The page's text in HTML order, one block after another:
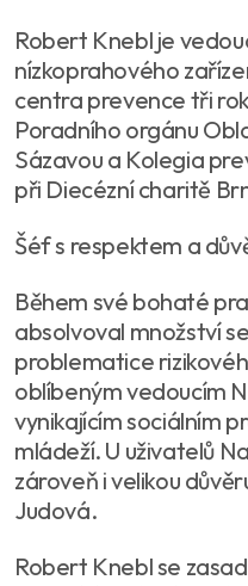
Robert Knebl je
nízkoprahového
centra prevence tři
Poradního orgánu
Sázavou a Kolegia
při Diecézní charitě
Šéf s respektem a
Během své bohaté
absolvoval množství
problematice
oblíbeným vedoucím
vynikajícím sociálním
mládeží. U uživatelů
zároveň i velikou
Judová.
Robert Knebl se